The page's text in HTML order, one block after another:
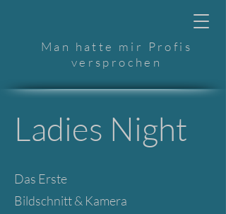
Man hatte mir Profis
versprochen
Ladies Night
Das Erste
Bildschnitt & Kamera